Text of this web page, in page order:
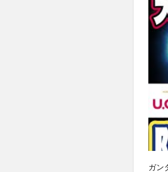
ガン